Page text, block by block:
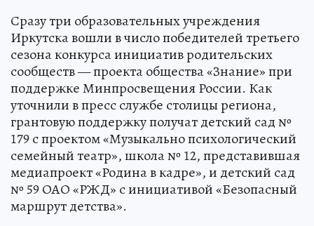
Сразу три образовательных учреждения
Иркутска вошли в число победителей третьего
сезона конкурса инициатив родительских
сообществ — проекта общества «Знание» при
поддержке Минпросвещения России. Как
уточнили в пресс службе столицы региона,
грантовую поддержку получат детский сад №
179 с проектом «Музыкально психологический
семейный театр», школа № 12, представившая
медиапроект «Родина в кадре», и детский сад
№ 59 ОАО «РЖД» с инициативой «Безопасный
маршрут детства».